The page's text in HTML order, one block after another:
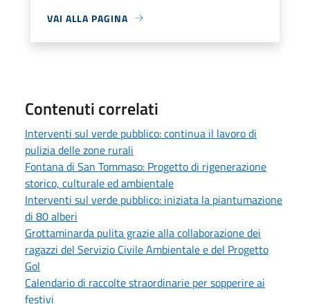
VAI ALLA PAGINA
Contenuti correlati
Interventi sul verde pubblico: continua il lavoro di
pulizia delle zone rurali
Fontana di San Tommaso: Progetto di rigenerazione
storico, culturale ed ambientale
Interventi sul verde pubblico: iniziata la piantumazione
di 80 alberi
Grottaminarda pulita grazie alla collaborazione dei
ragazzi del Servizio Civile Ambientale e del Progetto
Gol
Calendario di raccolte straordinarie per sopperire ai
festivi